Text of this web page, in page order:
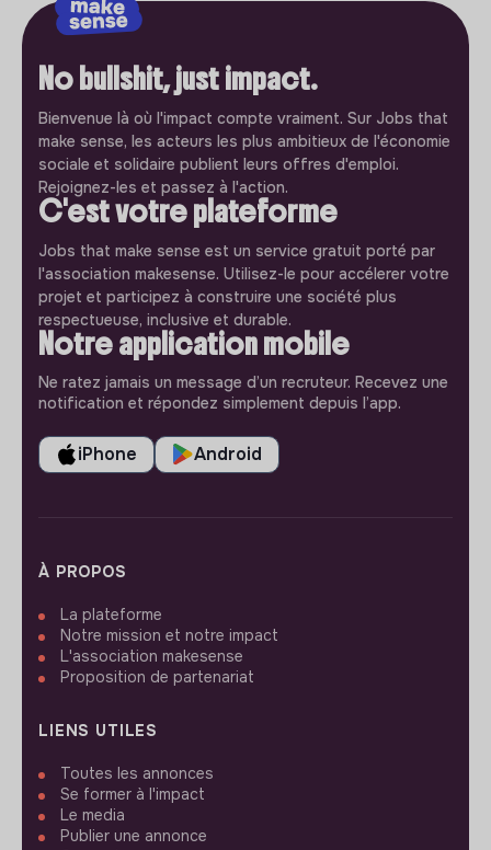
No bullshit, just impact.
Bienvenue là où l'impact compte vraiment. Sur Jobs that
make sense, les acteurs les plus ambitieux de l'économie
sociale et solidaire publient leurs offres d'emploi.
Rejoignez-les et passez à l'action.
C'est votre plateforme
Jobs that make sense est un service gratuit porté par
l'association makesense. Utilisez-le pour accélerer votre
projet et participez à construire une société plus
respectueuse, inclusive et durable.
Notre application mobile
Ne ratez jamais un message d’un recruteur. Recevez une
notification et répondez simplement depuis l’app.
iPhone Android
À PROPOS
La plateforme
Notre mission et notre impact
L'association makesense
Proposition de partenariat
LIENS UTILES
Toutes les annonces
Se former à l'impact
Le media
Publier une annonce